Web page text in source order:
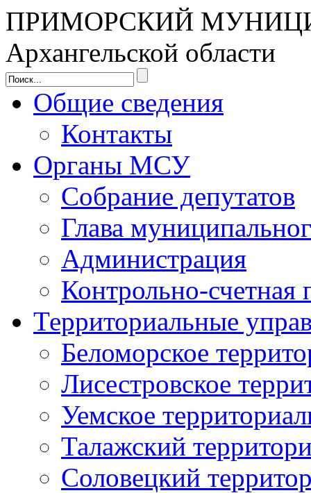
ПРИМОРСКИЙ
Архангельской области
Общие сведения
Контакты
Органы МСУ
Собрание депутатов
Глава
Администрация
Контрольно-счетная
Территориальные
Беломорское
Лисестровское
Уемское
Талажский
Соловецкий